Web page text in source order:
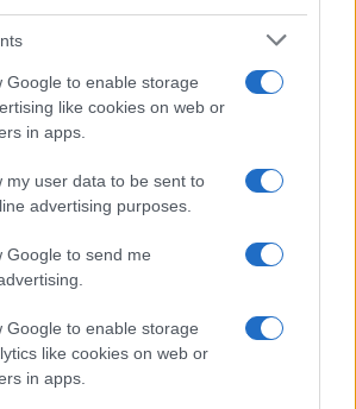
Google to enable storage
like cookies on web or
in apps.
my user data to be sent to
advertising purposes.
Google to send me
Google to enable storage
like cookies on web or
in apps.